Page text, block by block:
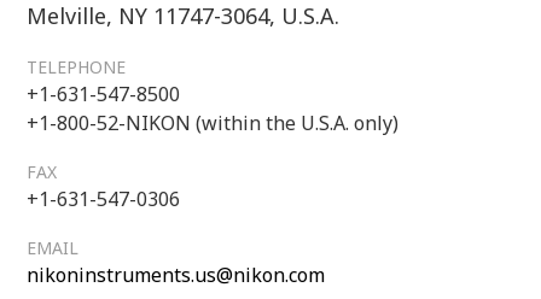
Melville, NY 11747-3064, U.S.A.
TELEPHONE
+1-631-547-8500
+1-800-52-NIKON (within the U.S.A. only)
FAX
+1-631-547-0306
EMAIL
nikoninstruments.us@nikon.com